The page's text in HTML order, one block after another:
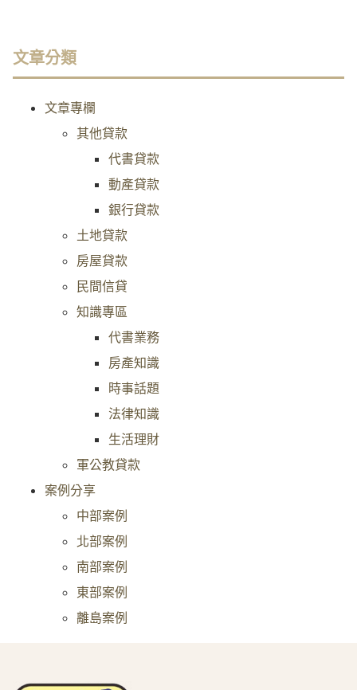
文章分類
文章專欄
其他貸款
代書貸款
動產貸款
銀行貸款
土地貸款
房屋貸款
民間信貸
知識專區
代書業務
房產知識
時事話題
法律知識
生活理財
軍公教貸款
案例分享
中部案例
北部案例
南部案例
東部案例
離島案例